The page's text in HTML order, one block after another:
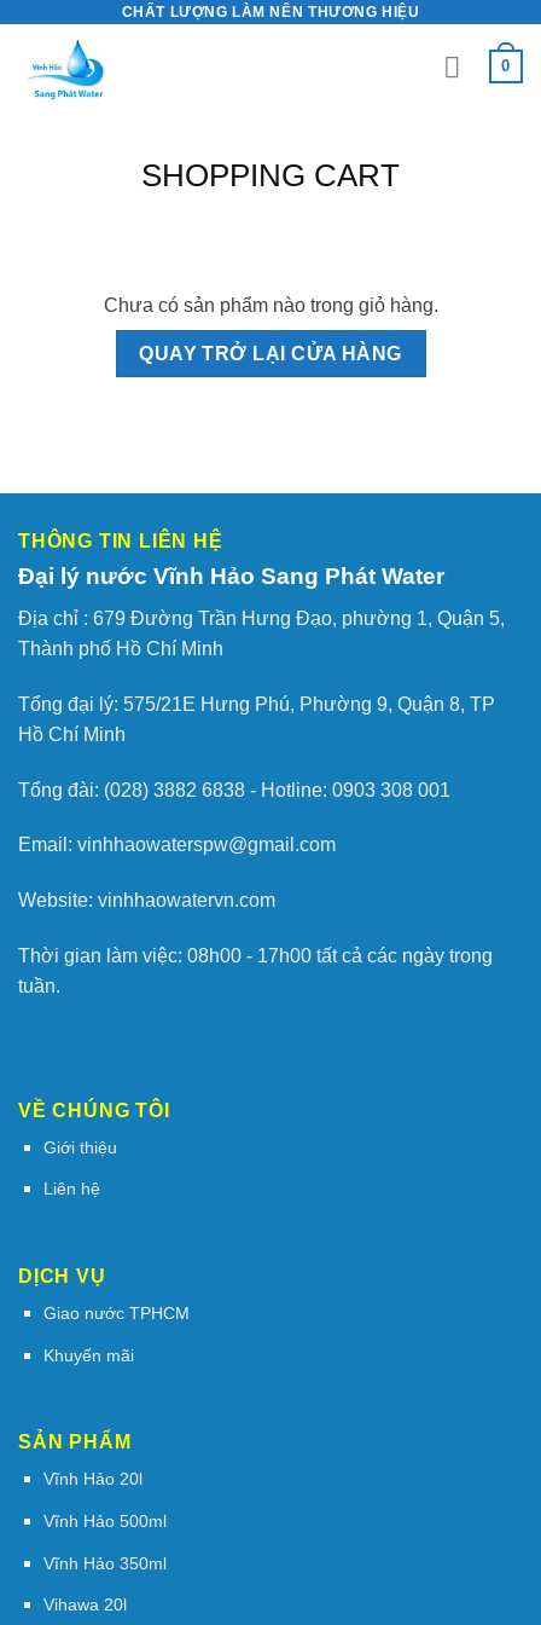
content
CHẤT LƯỢNG LÀM NÊN THƯƠNG HIỆU
0
SHOPPING CART
Chưa có sản phẩm nào trong giỏ hàng.
QUAY TRỞ LẠI CỬA HÀNG
THÔNG TIN LIÊN HỆ
Đại lý nước Vĩnh Hảo Sang Phát Water
Địa chỉ : 679 Đường Trần Hưng Đạo, phường 1, Quận 5,
Thành phố Hồ Chí Minh
Tổng đại lý: 575/21E Hưng Phú, Phường 9, Quận 8, TP
Hồ Chí Minh
Tổng đài: (028) 3882 6838 - Hotline: 0903 308 001
Email: vinhhaowaterspw@gmail.com
Website: vinhhaowatervn.com
Thời gian làm việc: 08h00 - 17h00 tất cả các ngày trong
tuần.
VỀ CHÚNG TÔI
Giới thiệu
Liên hệ
DỊCH VỤ
Giao nước TPHCM
Khuyến mãi
SẢN PHẨM
Vĩnh Hảo 20l
Vĩnh Hảo 500ml
Vĩnh Hảo 350ml
Vihawa 20l